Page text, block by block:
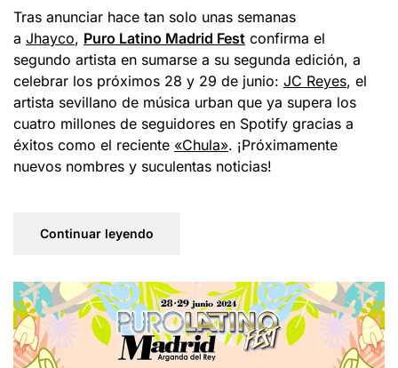
Tras anunciar hace tan solo unas semanas
a Jhayco, Puro Latino Madrid Fest confirma el
segundo artista en sumarse a su segunda edición, a
celebrar los próximos 28 y 29 de junio: JC Reyes, el
artista sevillano de música urban que ya supera los
cuatro millones de seguidores en Spotify gracias a
éxitos como el reciente «Chula». ¡Próximamente
nuevos nombres y suculentas noticias!
Continuar leyendo